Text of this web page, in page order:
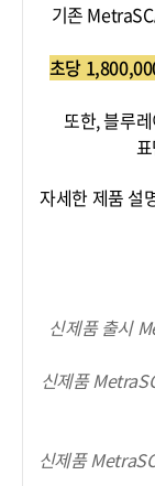
기존
초당
또한, 블루
자세한 제품 설
신제품 출시
신제품
신제품